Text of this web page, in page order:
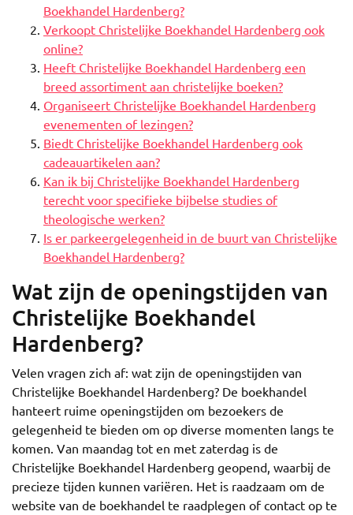
Boekhandel Hardenberg?
Verkoopt Christelijke Boekhandel Hardenberg ook
online?
Heeft Christelijke Boekhandel Hardenberg een
breed assortiment aan christelijke boeken?
Organiseert Christelijke Boekhandel Hardenberg
evenementen of lezingen?
Biedt Christelijke Boekhandel Hardenberg ook
cadeauartikelen aan?
Kan ik bij Christelijke Boekhandel Hardenberg
terecht voor specifieke bijbelse studies of
theologische werken?
Is er parkeergelegenheid in de buurt van Christelijke
Boekhandel Hardenberg?
Wat zijn de openingstijden van
Christelijke Boekhandel
Hardenberg?
Velen vragen zich af: wat zijn de openingstijden van
Christelijke Boekhandel Hardenberg? De boekhandel
hanteert ruime openingstijden om bezoekers de
gelegenheid te bieden om op diverse momenten langs te
komen. Van maandag tot en met zaterdag is de
Christelijke Boekhandel Hardenberg geopend, waarbij de
precieze tijden kunnen variëren. Het is raadzaam om de
website van de boekhandel te raadplegen of contact op te